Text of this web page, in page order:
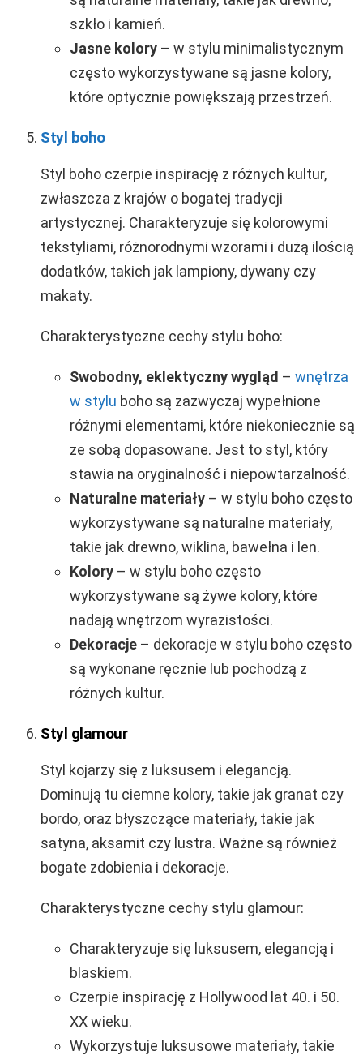
szkło i kamień.
Jasne kolory – w stylu minimalistycznym
często wykorzystywane są jasne kolory,
które optycznie powiększają przestrzeń.
Styl boho
Styl boho czerpie inspirację z różnych kultur,
zwłaszcza z krajów o bogatej tradycji
artystycznej. Charakteryzuje się kolorowymi
tekstyliami, różnorodnymi wzorami i dużą ilością
dodatków, takich jak lampiony, dywany czy
makaty.
Charakterystyczne cechy stylu boho:
Swobodny, eklektyczny wygląd – wnętrza
w stylu boho są zazwyczaj wypełnione
różnymi elementami, które niekoniecznie są
ze sobą dopasowane. Jest to styl, który
stawia na oryginalność i niepowtarzalność.
Naturalne materiały – w stylu boho często
wykorzystywane są naturalne materiały,
takie jak drewno, wiklina, bawełna i len.
Kolory – w stylu boho często
wykorzystywane są żywe kolory, które
nadają wnętrzom wyrazistości.
Dekoracje – dekoracje w stylu boho często
są wykonane ręcznie lub pochodzą z
różnych kultur.
Styl glamour
Styl kojarzy się z luksusem i elegancją.
Dominują tu ciemne kolory, takie jak granat czy
bordo, oraz błyszczące materiały, takie jak
satyna, aksamit czy lustra. Ważne są również
bogate zdobienia i dekoracje.
Charakterystyczne cechy stylu glamour:
Charakteryzuje się luksusem, elegancją i
blaskiem.
Czerpie inspirację z Hollywood lat 40. i 50.
XX wieku.
Wykorzystuje luksusowe materiały, takie